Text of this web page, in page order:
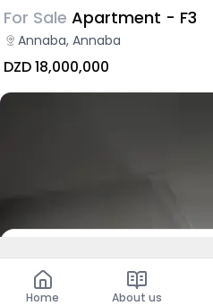
For Sale Apartment - F3
Annaba, Annaba
DZD 18,000,000
DZD 8,000 / Night
Total
Home About us